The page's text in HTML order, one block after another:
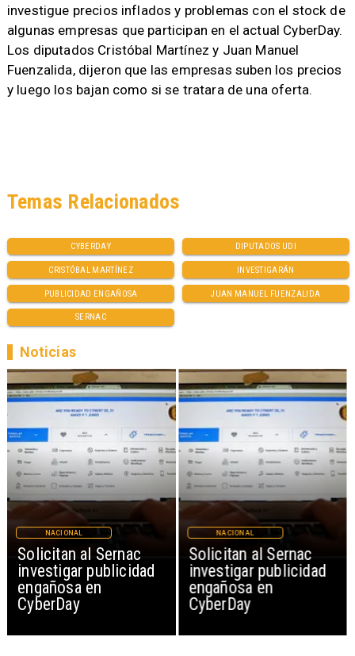
investigue precios inflados y problemas con el stock de
algunas empresas que participan en el actual CyberDay.
Los diputados Cristóbal Martínez y Juan Manuel
Fuenzalida, dijeron que las empresas suben los precios
y luego los bajan como si se tratara de una oferta.
CYBERDAY DIPUTADOS UDI
CRISTÓBAL MARTÍNEZ INVESTIGARÁN
PUBLICIDAD ENGAÑOSA JUAN MANUEL FUENZALIDA
SERNAC
Temas Relacionados
Solicitan al Sernac
investigar publicidad
engañosa en
CyberDay
NACIONAL
Solicitan al Sernac
investigar publicidad
engañosa en
CyberDay
NACIONAL
Noticias